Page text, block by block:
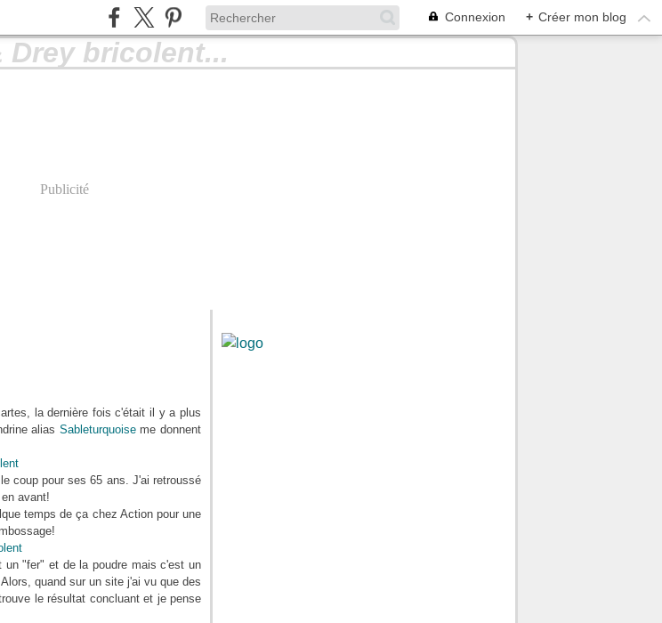
Connexion + Créer mon blog
Publicité
la dernière fois c'était il y a plus
alias Sableturquoiseme donnent
coup pour ses 65 ans. J'ai retroussé
avant!
temps de ça chez Action pour une
un "fer" et de la poudre mais c'est un
quand sur un site j'ai vu que des
le résultat concluant et je pense